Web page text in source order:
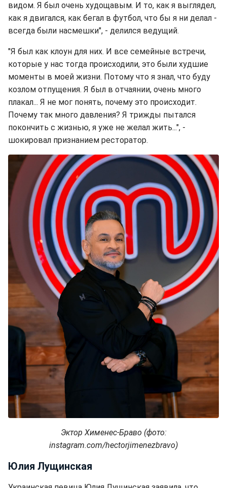
видом. Я был очень худощавым. И то, как я выглядел,
как я двигался, как бегал в футбол, что бы я ни делал -
всегда были насмешки", - делился ведущий.
"Я был как клоун для них. И все семейные встречи,
которые у нас тогда происходили, это были худшие
моменты в моей жизни. Потому что я знал, что буду
козлом отпущения. Я был в отчаянии, очень много
плакал... Я не мог понять, почему это происходит.
Почему так много давления? Я трижды пытался
покончить с жизнью, я уже не желал жить...", -
шокировал признанием ресторатор.
Эктор Хименес-Браво (фото:
instagram.com/hectorjimenezbravo)
Юлия Лущинская